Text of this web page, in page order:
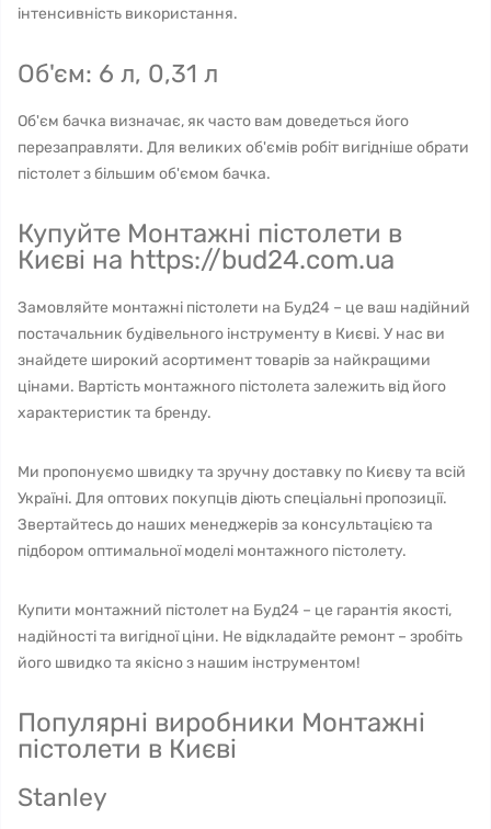
інтенсивність використання.
Об'єм: 6 л, 0,31 л
Об'єм бачка визначає, як часто вам доведеться його
перезаправляти. Для великих об'ємів робіт вигідніше обрати
пістолет з більшим об'ємом бачка.
Купуйте Монтажні пістолети в
Києві на https://bud24.com.ua
Замовляйте монтажні пістолети на Буд24 – це ваш надійний
постачальник будівельного інструменту в Києві. У нас ви
знайдете широкий асортимент товарів за найкращими
цінами. Вартість монтажного пістолета залежить від його
характеристик та бренду.
Ми пропонуємо швидку та зручну доставку по Києву та всій
Україні. Для оптових покупців діють спеціальні пропозиції.
Звертайтесь до наших менеджерів за консультацією та
підбором оптимальної моделі монтажного пістолету.
Купити монтажний пістолет на Буд24 – це гарантія якості,
надійності та вигідної ціни. Не відкладайте ремонт – зробіть
його швидко та якісно з нашим інструментом!
Популярні виробники Монтажні
пістолети в Києві
Stanley